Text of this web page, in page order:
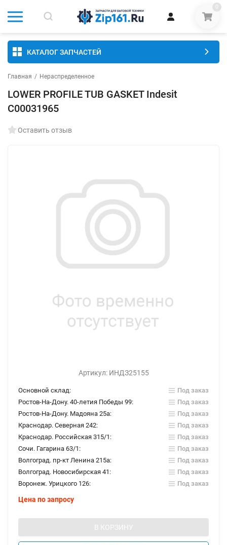
0
КАТАЛОГ ЗАПЧАСТЕЙ
Главная / Нераспределенное
LOWER PROFILE TUB GASKET Indesit
C00031965
Оставить отзыв
Артикул: ИНДЗ25155
Основной склад:
Под заказ
Ростов-На-Дону. 40-летия Победы 99:
Под заказ
Ростов-На-Дону. Мадояна 25а:
Под заказ
Краснодар. Северная 242:
Под заказ
Краснодар. Российская 315/1:
Под заказ
Сочи. Гагарина 63/1:
Под заказ
Волгоград. пр-кт Ленина 215а:
Под заказ
Волгоград. Новосибирская 41:
Под заказ
Воронеж. Урицкого 126:
Под заказ
Цена по запросу
В КОРЗИНУ